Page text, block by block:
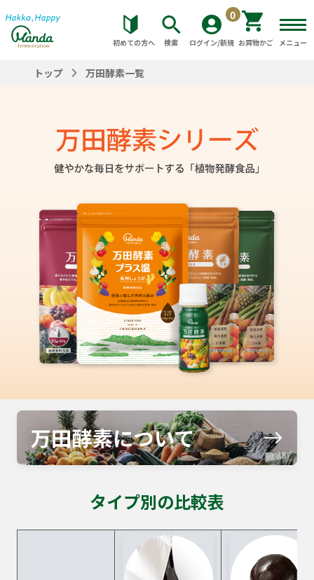
初めての方へ 検索 ログイン/新規お買物かご
0
メニュー
トップ 万田酵素一覧
タイプ別の比較表